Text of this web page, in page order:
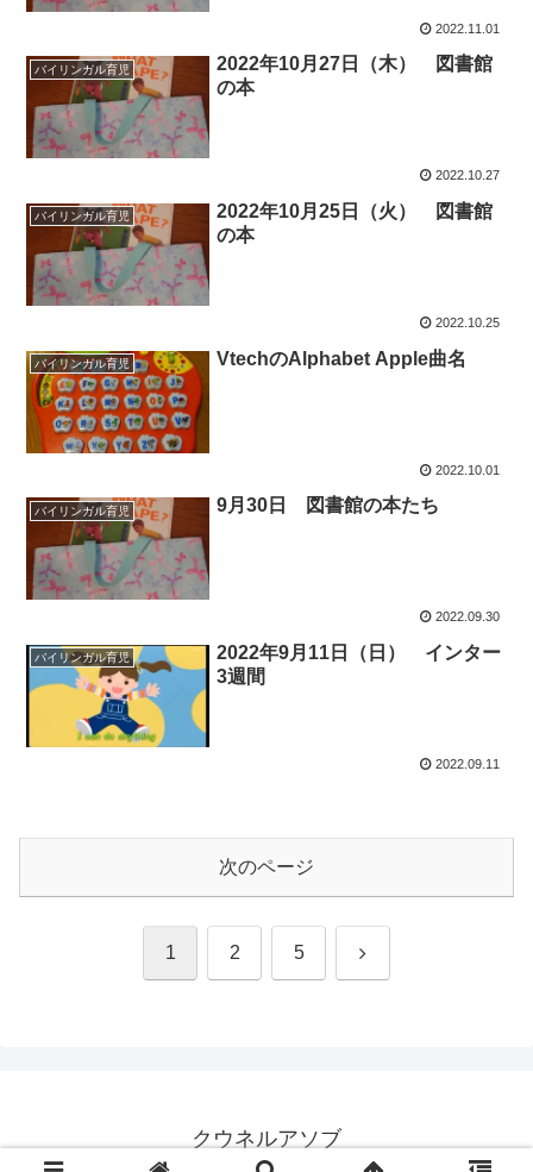
2022.11.01
バイリンガル育児
2022年10月27日（木） 図書館
の本
2022.10.27
バイリンガル育児
2022年10月25日（火） 図書館
の本
2022.10.25
バイリンガル育児 VtechのAlphabet Apple曲名
2022.10.01
バイリンガル育児 9月30日 図書館の本たち
2022.09.30
バイリンガル育児
2022年9月11日（日） インター
3週間
2022.09.11
次のページ
1 2 5 次
クウネルアソブ